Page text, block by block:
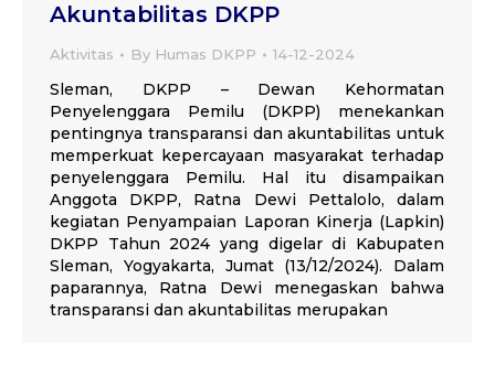
Akuntabilitas DKPP
Aktivitas By Humas DKPP 14-12-2024
Sleman, DKPP – Dewan Kehormatan
Penyelenggara Pemilu (DKPP) menekankan
pentingnya transparansi dan akuntabilitas untuk
memperkuat kepercayaan masyarakat terhadap
penyelenggara Pemilu. Hal itu disampaikan
Anggota DKPP, Ratna Dewi Pettalolo, dalam
kegiatan Penyampaian Laporan Kinerja (Lapkin)
DKPP Tahun 2024 yang digelar di Kabupaten
Sleman, Yogyakarta, Jumat (13/12/2024). Dalam
paparannya, Ratna Dewi menegaskan bahwa
transparansi dan akuntabilitas merupakan